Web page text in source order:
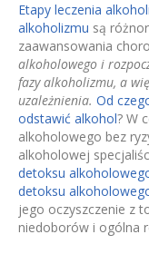
Etapy leczenia
alkoholizmu są
zaawansowania
alkoholowego i
fazy alkoholizmu, a
uzależnienia. Od
odstawić alkohol? W
alkoholowego bez
alkoholowej
detoksu
detoksu
jego oczyszczenie z
niedoborów i ogólna